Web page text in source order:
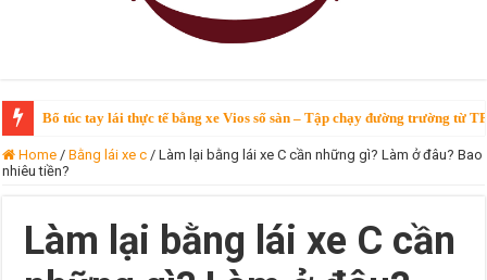
Bổ túc tay lái thực tế bằng xe Vios số sàn – Tập chạy đường trường từ
Home / Bằng lái xe c / Làm lại bằng lái xe C cần những gì? Làm ở đâu? Bao
nhiêu tiền?
Làm lại bằng lái xe C cần